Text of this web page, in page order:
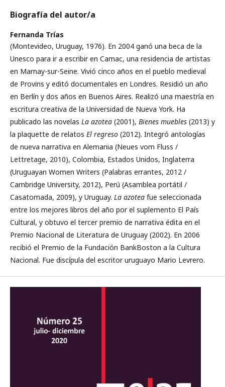
Biografía del autor/a
Fernanda Trías
(Montevideo, Uruguay, 1976). En 2004 ganó una beca de la
Unesco para ir a escribir en Camac, una residencia de artistas
en Marnay-sur-Seine. Vivió cinco años en el pueblo medieval
de Provins y editó documentales en Londres. Residió un año
en Berlín y dos años en Buenos Aires. Realizó una maestría en
escritura creativa de la Universidad de Nueva York. Ha
publicado las novelas La azotea (2001), Bienes muebles (2013) y
la plaquette de relatos El regreso (2012). Integró antologías
de nueva narrativa en Alemania (Neues vom Fluss /
Lettretage, 2010), Colombia, Estados Unidos, Inglaterra
(Uruguayan Women Writers (Palabras errantes, 2012 /
Cambridge University, 2012), Perú (Asamblea portátil /
Casatomada, 2009), y Uruguay. La azotea fue seleccionada
entre los mejores libros del año por el suplemento El País
Cultural, y obtuvo el tercer premio de narrativa édita en el
Premio Nacional de Literatura de Uruguay (2002). En 2006
recibió el Premio de la Fundación BankBoston a la Cultura
Nacional. Fue discípula del escritor uruguayo Mario Levrero.